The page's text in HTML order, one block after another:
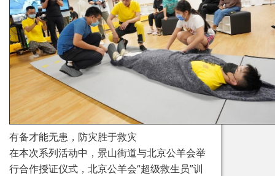
有备才能无患，防灾胜于救灾
在本次系列活动中，景山街道与北京公羊会举
行合作授证仪式，北京公羊会“超级救生员”训